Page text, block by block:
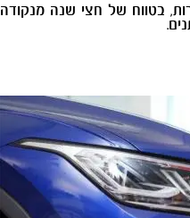
בטווח של חצי שנה מנקודה